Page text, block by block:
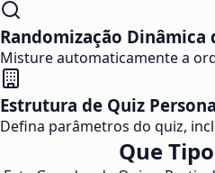
Randomização Dinâmica
Misture automaticamente a
Estrutura de Quiz
Defina parâmetros do quiz,
Que